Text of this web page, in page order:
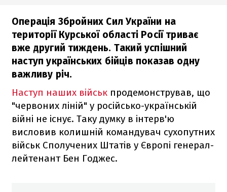
Операція Збройних Сил України на
території Курської області Росії триває
вже другий тиждень. Такий успішний
наступ українських бійців показав одну
важливу річ.
Наступ наших військ продемонстрував, що
"червоних ліній" у російсько-українській
війні не існує. Таку думку в інтерв'ю
висловив колишній командувач сухопутних
військ Сполучених Штатів у Європі генерал-
лейтенант Бен Годжес.